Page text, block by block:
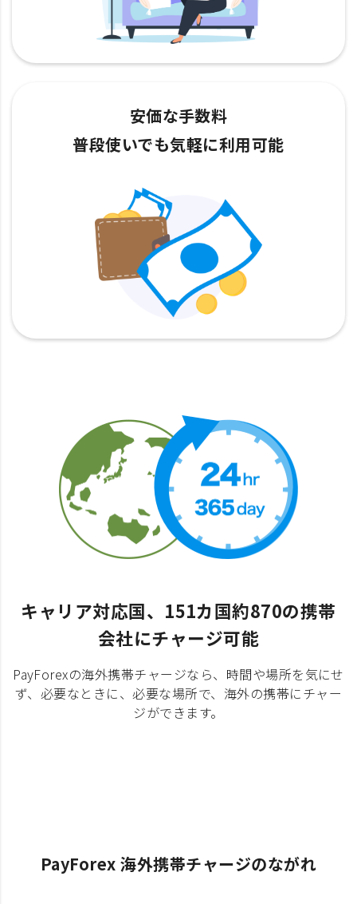
安価な手数料
普段使いでも気軽に利用可能
キャリア対応国、151カ国約870の携帯
会社にチャージ可能
PayForexの海外携帯チャージなら、時間や場所を気にせ
ず、必要なときに、必要な場所で、海外の携帯にチャー
ジができます。
PayForex 海外携帯チャージのながれ